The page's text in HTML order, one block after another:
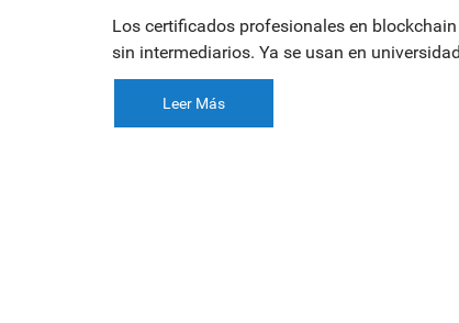
Los certificados profesionales en
sin intermediarios. Ya se usan en
Leer Más